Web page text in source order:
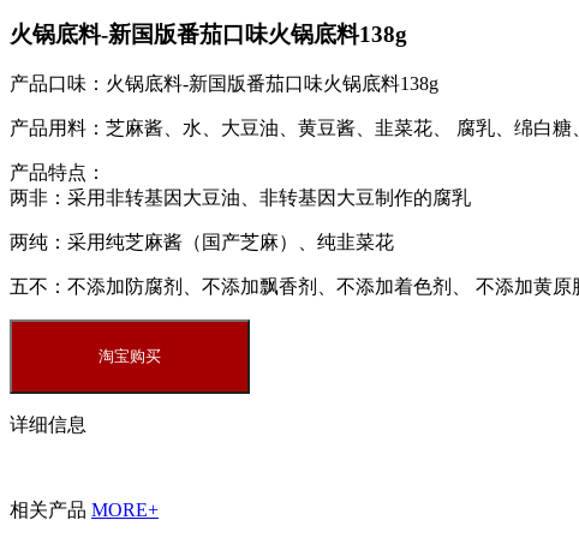
火锅底料-新国版番茄口味火锅底料138g
产品口味： 火锅底料-新国版番茄口味火锅底料138g
产品用料： 芝麻酱、水、大豆油、黄豆酱、韭菜花、 腐乳、绵白
产品特点：
两非： 采用非转基因大豆油、非转基因大豆制作的腐乳
两纯： 采用纯芝麻酱（国产芝麻）、纯韭菜花
五不： 不添加防腐剂、不添加飘香剂、不添加着色剂、 不添加黄原
详细信息
相关产品 MORE+